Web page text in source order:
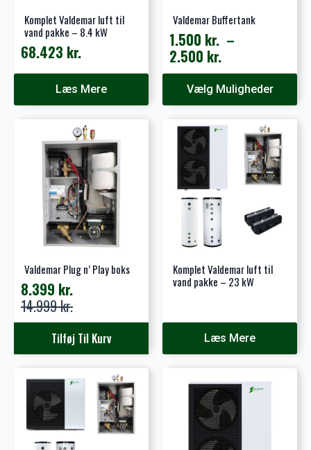
Komplet Valdemar luft til
vand pakke – 8.4 kW
68.423 kr.
Læs Mere
Valdemar Buffertank
1.500 kr. –
2.500 kr.
Prisinterval:
1.500 kr.
2.500 kr.
Vælg Muligheder
flere
varianter.
Mulighederne
vælges
Valdemar Plug n’ Play boks
14.999kr.
Den
oprindelige
var:
8.399 kr.
Den
aktuelle
er:
Tilføj Til Kurv
Komplet Valdemar luft til
vand pakke – 23 kW
Læs Mere